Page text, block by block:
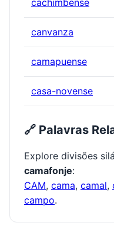
cachimbense
canvanza
camapuense
casa-novense
🔗 Palavras
Explore divisões
camafonje:
CAM, cama, camal,
campo.